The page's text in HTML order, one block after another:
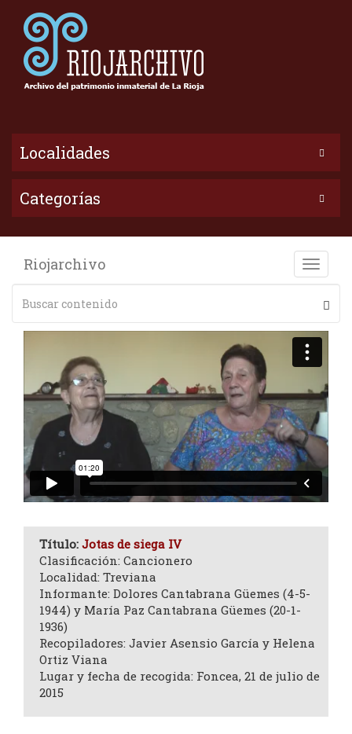
Localidades
Categorías
Toggle
Riojarchivo
Título: Jotas de siega IV
Clasificación: Cancionero
Localidad: Treviana
Informante: Dolores Cantabrana Güemes (4-5-
1944) y María Paz Cantabrana Güemes (20-1-
1936)
Recopiladores: Javier Asensio García y Helena
Ortiz Viana
Lugar y fecha de recogida: Foncea, 21 de julio de
2015